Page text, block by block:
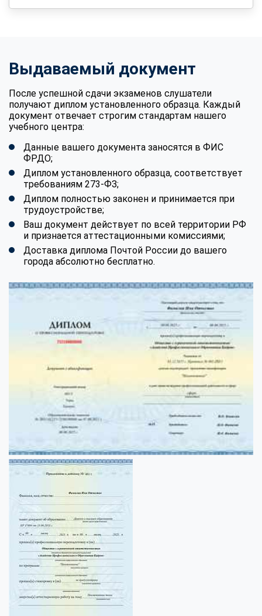
Выдаваемый документ
После успешной сдачи экзаменов слушатели
получают диплом установленного образца. Каждый
документ отвечает строгим стандартам нашего
учебного центра:
Данные вашего документа заносятся в ФИС
ФРДО;
Диплом установленного образца, соответствует
требованиям 273-ФЗ;
Диплом полностью законен и принимается при
трудоустройстве;
Ваш документ действует по всей территории РФ
и признается аттестационными комиссиями;
Доставка диплома Почтой России до вашего
города абсолютно бесплатно.